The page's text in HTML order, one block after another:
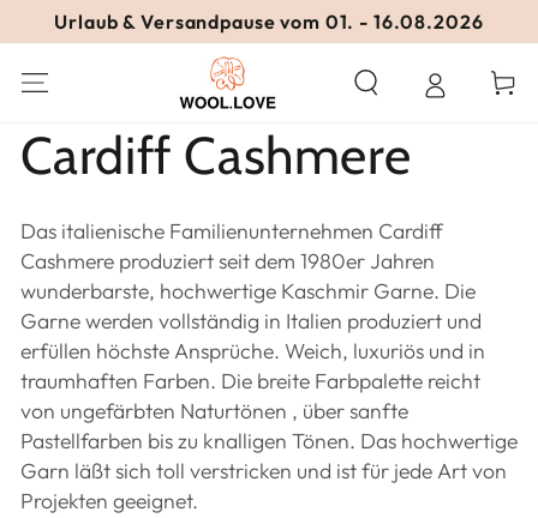
ZUM INHALT
SPRINGEN
Urlaub & Versandpause vom 01. - 16.08.2026
Kollektion:
Cardiff Cashmere
Das italienische Familienunternehmen Cardiff
Cashmere produziert seit dem 1980er Jahren
wunderbarste, hochwertige Kaschmir Garne. Die
Garne werden vollständig in Italien produziert und
erfüllen höchste Ansprüche. Weich, luxuriös und in
traumhaften Farben. Die breite Farbpalette reicht
von ungefärbten Naturtönen , über sanfte
Pastellfarben bis zu knalligen Tönen. Das hochwertige
Garn läßt sich toll verstricken und ist für jede Art von
Projekten geeignet.